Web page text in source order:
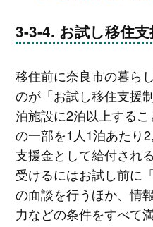
お試し移住
移住前に奈良市の暮ら
のが「お試し移住支援
泊施設に2泊以上する
の一部を1人1泊あたり
支援金として給付され
受けるにはお試し前に
の面談を行うほか、情
力などの条件をすべて